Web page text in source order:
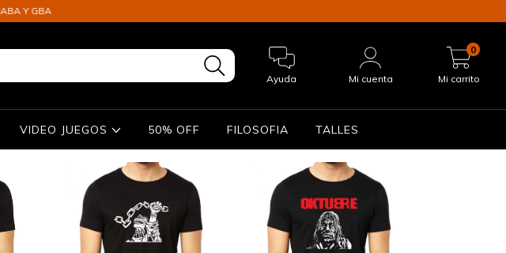
Ayuda Mi cuenta Mi carrito
0
VIDEO JUEGOS 50% OFF FILOSOFIA TALLES